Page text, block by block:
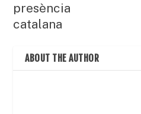
presència
catalana
ABOUT THE AUTHOR